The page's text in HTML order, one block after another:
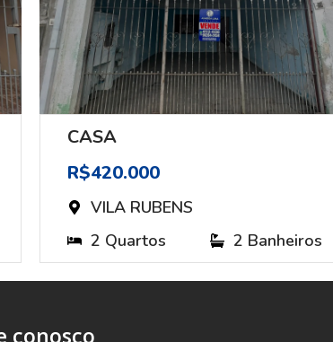
CASA
R$420.000
VILA RUBENS
2 Quartos
2 Banheiros
conosco